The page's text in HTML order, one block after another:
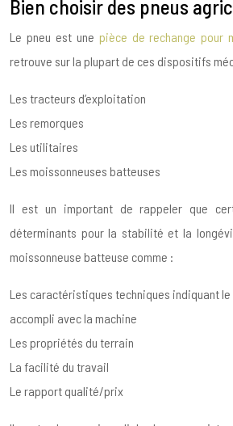
Bien choisir des pneus
Le pneu est une pièce de rechange pour
retrouve sur la plupart de ces dispositifs
Les tracteurs d’exploitation
Les remorques
Les utilitaires
Les moissonneuses batteuses
Il est un important de rappeler que
déterminants pour la stabilité et la
moissonneuse batteuse comme :
Les caractéristiques techniques indiquant
accompli avec la machine
Les propriétés du terrain
La facilité du travail
Le rapport qualité/prix